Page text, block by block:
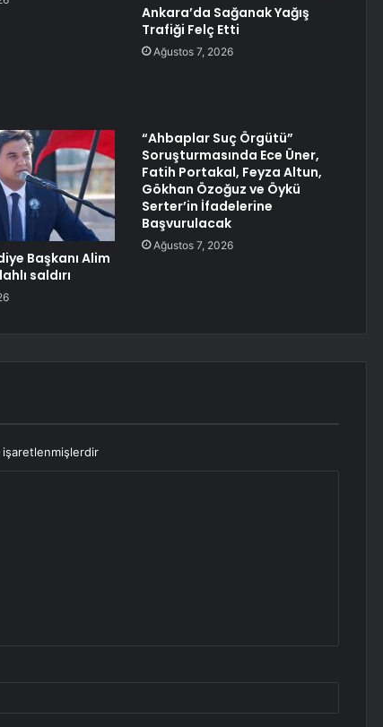
Ankara’da Sağanak Yağış
Trafiği Felç Etti
Ağustos 7, 2026
Başkanı Alim
saldırı
“Ahbaplar Suç Örgütü”
Soruşturmasında Ece Üner,
Fatih Portakal, Feyza Altun,
Gökhan Özoğuz ve Öykü
Serter’in İfadelerine
Başvurulacak
Ağustos 7, 2026
işaretlenmişlerdir